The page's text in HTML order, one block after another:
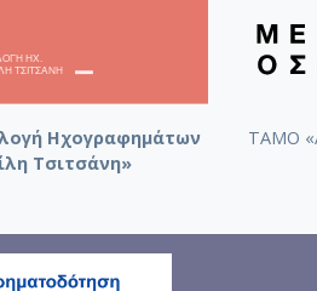
Ηχογραφημάτων
Τσιτσάνη»
ΤΑΜΟ